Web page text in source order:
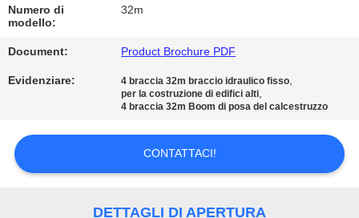
CONTROLLO
DI
QUALITÀ
CONTATTO
STATI
Numero di
modello:
32m
Document: Product Brochure PDF
Evidenziare: 4 braccia 32m braccio idraulico fisso,
per la costruzione di edifici alti,
4 braccia 32m Boom di posa del calcestruzzo
CONTATTACI!
DETTAGLI DI APERTURA